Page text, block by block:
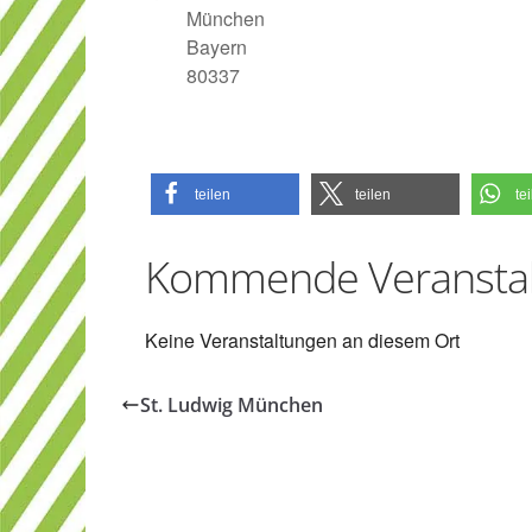
München
Bayern
80337
teilen teilen
Kommende
Keine Veranstaltungen an diesem Ort
St. Ludwig München